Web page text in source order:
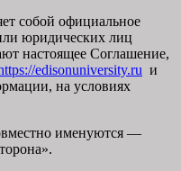
собой официальное
юридических лиц
настоящее Соглашение,
edisonuniversity.ru и
на условиях
именуются —